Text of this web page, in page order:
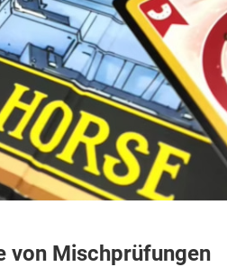
von Mischprüfungen